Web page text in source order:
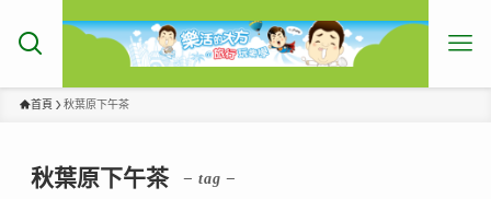
首頁 秋葉原下午茶
秋葉原下午茶 – tag –